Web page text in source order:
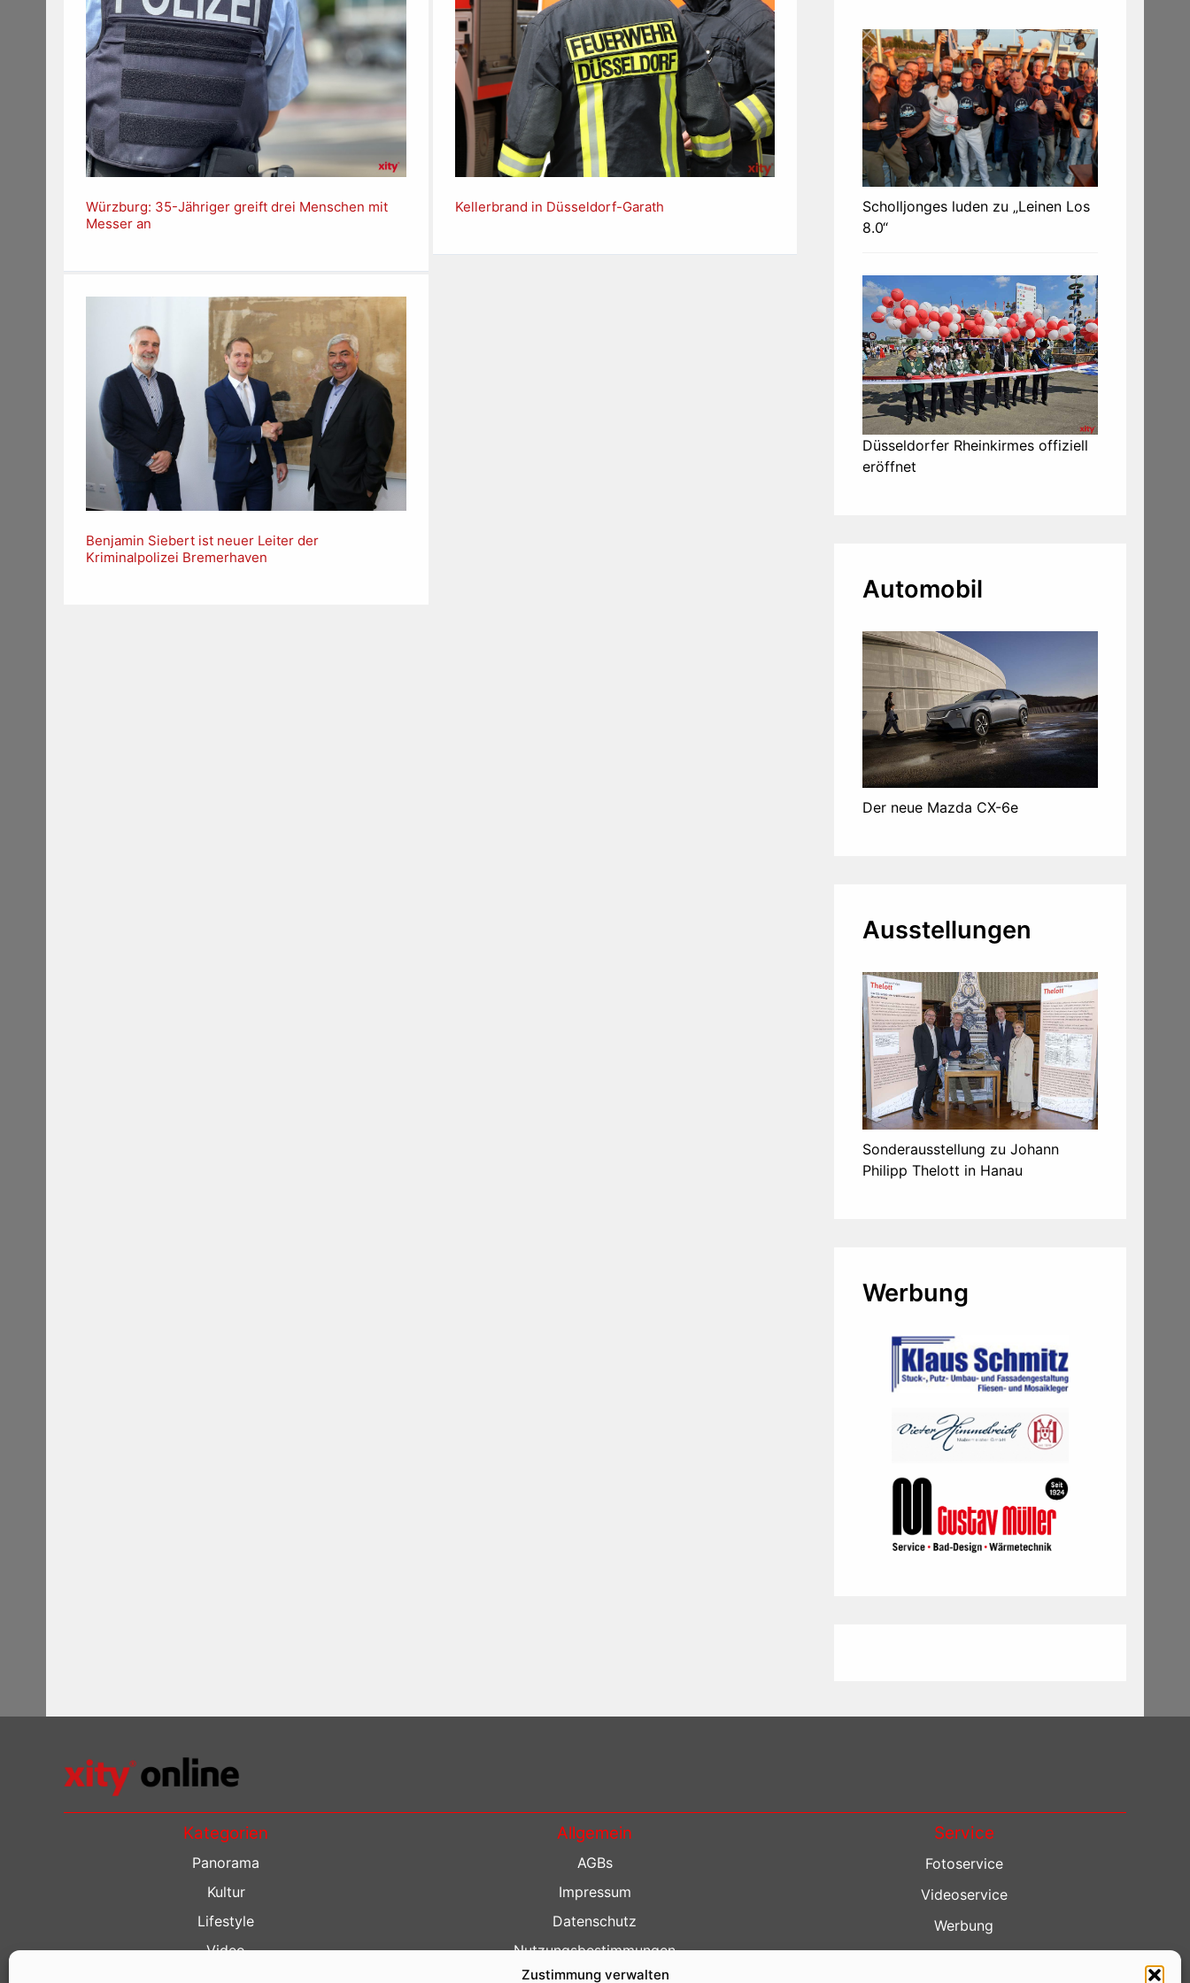
Zustimmung verwalten
Würzburg: 35-Jähriger greift drei Menschen mit
Messer an
Kellerbrand in Düsseldorf-Garath
Benjamin Siebert ist neuer Leiter der
Kriminalpolizei Bremerhaven
Scholljonges luden zu „Leinen Los
8.0“
Düsseldorfer Rheinkirmes offiziell
eröffnet
Automobil
Der neue Mazda CX-6e
Ausstellungen
Sonderausstellung zu Johann
Philipp Thelott in Hanau
Werbung
Kategorien
Panorama
Kultur
Lifestyle
Video
Allgemein
AGBs
Impressum
Datenschutz
Nutzungsbestimmungen
Kontakt
Service
Fotoservice
Videoservice
Werbung